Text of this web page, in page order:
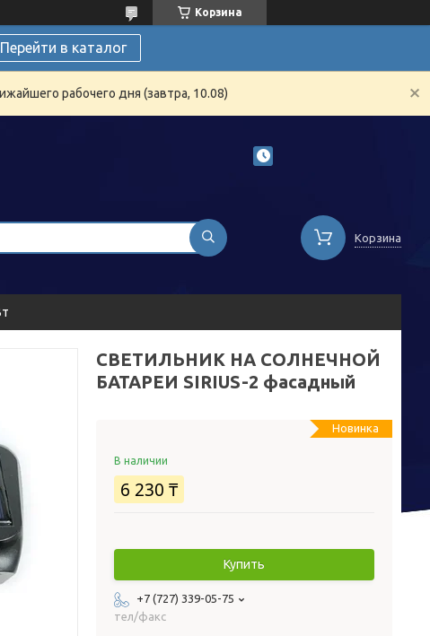
Корзина
Перейти в каталог
рабочего дня (завтра, 10.08)
Корзина
СВЕТИЛЬНИК НА СОЛНЕЧНОЙ
БАТАРЕИ SIRIUS-2 фасадный
Новинка
В наличии
6 230 ₸
Купить
+7 (727) 339-05-75
тел/факс